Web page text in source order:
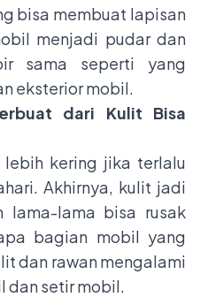
bisa membuat lapisan
menjadi pudar dan
sama seperti yang
eksterior mobil.
dari Kulit Bisa
kering jika terlalu
Akhirnya, kulit jadi
lama-lama bisa rusak
bagian mobil yang
dan rawan mengalami
dan setir mobil.